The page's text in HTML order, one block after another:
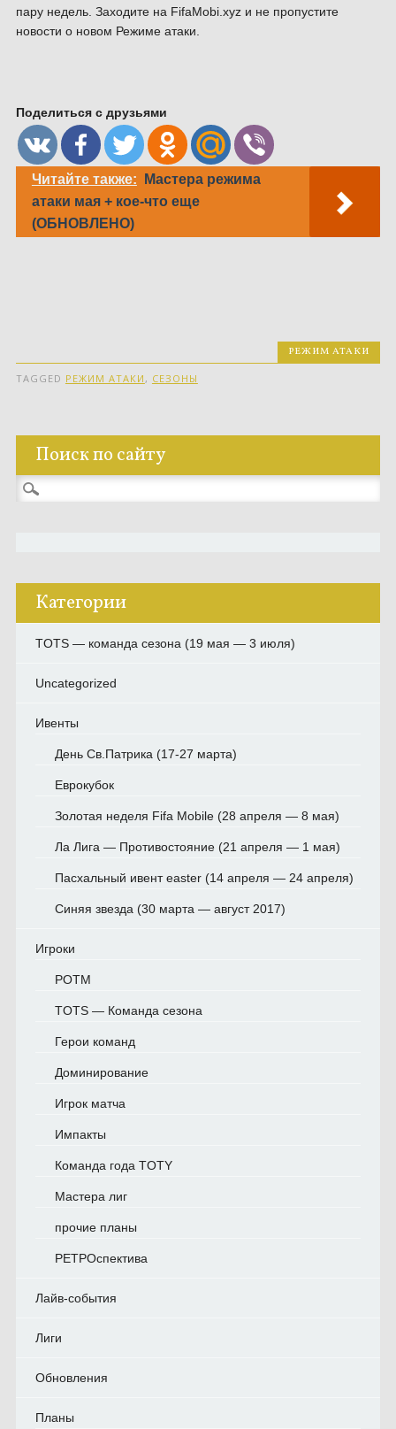
пару недель. Заходите на FifaMobi.xyz и не пропустите
новости о новом Режиме атаки.
Поделиться с друзьями
Читайте также:
Мастера режима
атаки мая + кое-что еще
(ОБНОВЛЕНО)
РЕЖИМ АТАКИ
TAGGED РЕЖИМ АТАКИ , СЕЗОНЫ
Поиск по сайту
Найти:
Категории
TOTS — команда сезона (19 мая — 3 июля)
Uncategorized
Ивенты
День Св.Патрика (17-27 марта)
Еврокубок
Золотая неделя Fifa Mobile (28 апреля — 8 мая)
Ла Лига — Противостояние (21 апреля — 1 мая)
Пасхальный ивент easter (14 апреля — 24 апреля)
Синяя звезда (30 марта — август 2017)
Игроки
POTM
TOTS — Команда сезона
Герои команд
Доминирование
Игрок матча
Импакты
Команда года TOTY
Мастера лиг
прочие планы
РЕТРОспектива
Лайв-события
Лиги
Обновления
Планы